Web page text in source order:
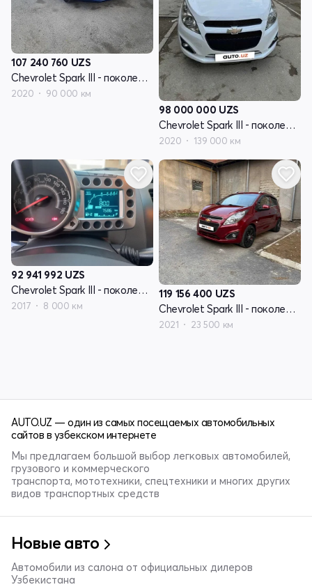
107 240 760 UZS
Chevrolet Spark III - поколение
2020 90 000 км
98 000 000 UZS
Chevrolet Spark III - поколение
2020 139 000 км
92 941 992 UZS
Chevrolet Spark III - поколение
2017 8 000 км
119 156 400 UZS
Chevrolet Spark III - поколение
2021 23 500 км
AUTO.UZ — один из самых посещаемых автомобильных
сайтов в узбекском интернете
Мы предлагаем большой выбор легковых автомобилей,
грузового и коммерческого
транспорта, мототехники, спецтехники и многих других
видов транспортных средств
Новые авто
Автомобили из салона от официальных дилеров
Узбекистана